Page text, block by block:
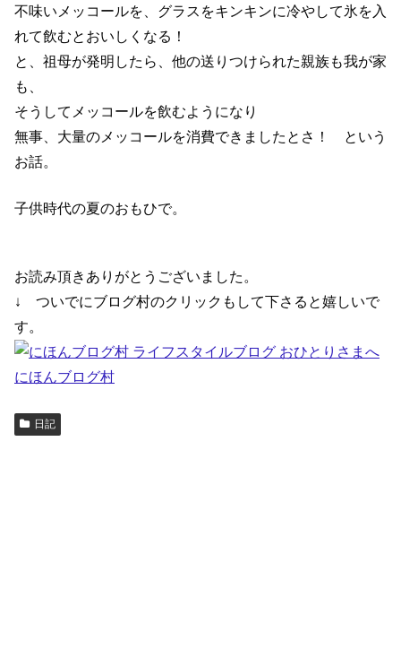
不味いメッコールを、グラスをキンキンに冷やして氷を入
れて飲むとおいしくなる！
と、祖母が発明したら、他の送りつけられた親族も我が家
も、
そうしてメッコールを飲むようになり
無事、大量のメッコールを消費できましたとさ！ という
お話。
子供時代の夏のおもひで。
お読み頂きありがとうございました。
↓ ついでにブログ村のクリックもして下さると嬉しいで
す。
にほんブログ村
日記